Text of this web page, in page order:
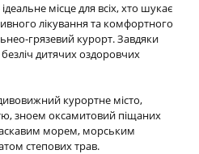
ідеальне місце для всіх, хто шукає
лікування та комфортного
грязевий курорт. Завдяки
безліч дитячих оздоровчих
курортне місто,
зноем оксамитовий піщаних
морем, морським
степових трав.